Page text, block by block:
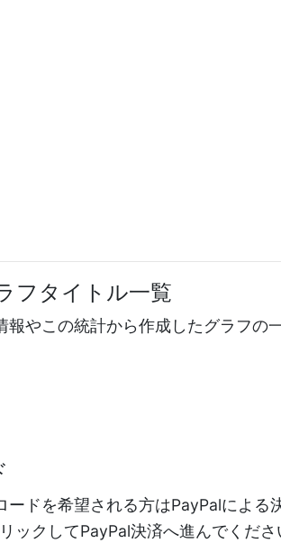
フタイトル一覧
報やこの統計から作成したグラフの
ードを希望される方はPayPalによる
ックしてPayPal決済へ進んでくださ